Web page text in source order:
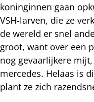
koninginnen gaan
VSH-larven, die ze
de wereld er snel
groot, want over een
nog gevaarlijkere
mercedes. Helaas is
plant ze zich